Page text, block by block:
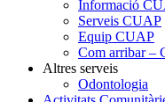
Informació
Serveis CUAP
Equip CUAP
Com arribar –
Altres serveis
Odontologia